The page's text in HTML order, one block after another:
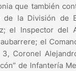
que también
de la División de
el Inspector del
el
3, Coronel
de Infantería